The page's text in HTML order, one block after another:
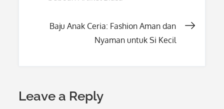
Baju Anak Ceria: Fashion Aman dan
Nyaman untuk Si Kecil
Leave a Reply